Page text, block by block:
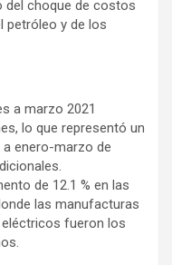
del choque de costos
petróleo y de los
a marzo 2021
lo que representó un
enero-marzo de
de 12.1 % en las
las manufacturas
fueron los